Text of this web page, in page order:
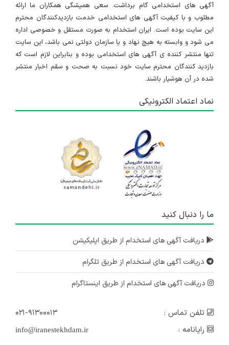
آگهی های استخدامی گام برداشت. سعی همیشگی همکاران ما ارائه
مطلوب و با کیفیت آگهی های استخدامی خدمت بازدیدکنندگان محترم
این سایت بوده است. ایران استخدام به صورت مستقل و خصوصی اداره
می شود و وابسته به هیچ نهاد و یا سازمان دولتی نمی باشد، این سایت
تنها منتشر کننده ی آگهی های استخدامی بوده و بنابراین لازم است که
بازدید کنندگان محترم سایت خود نسبت به صحت و سقم اخبار منتشر
شده در آن هوشیار باشند.
نماد اعتماد الکترونیکی
ما را دنبال کنید
دریافت آگهی های استخدام از طریق اپلیکیشن
دریافت آگهی های استخدام از طریق تلگرام
دریافت آگهی های استخدام از طریق اینستاگرام
تلفن تماس :
۰۲۱-۹۱۳۰۰۰۱۳
رایانامه :
info@iranestekhdam.ir